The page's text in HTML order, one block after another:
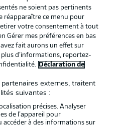
Conditions d’utilisation des
services
Gérer mes préférences
Diffuseurs
Joueurs
ne soient pas pertinents
réapparaître ce menu pour
votre consentement à tout
Gérer mes préférences en bas
fait aurons un effet sur
d’informations, reportez-
Déclaration de
externes, traitent
suivantes :
précises. Analyser
de l’appareil pour
accéder à des informations sur